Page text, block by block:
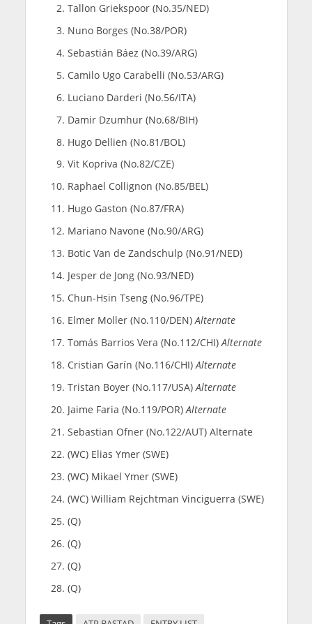
Tallon Griekspoor (No.35/NED)
Nuno Borges (No.38/POR)
Sebastián Báez (No.39/ARG)
Camilo Ugo Carabelli (No.53/ARG)
Luciano Darderi (No.56/ITA)
Damir Dzumhur (No.68/BIH)
Hugo Dellien (No.81/BOL)
Vit Kopriva (No.82/CZE)
Raphael Collignon (No.85/BEL)
Hugo Gaston (No.87/FRA)
Mariano Navone (No.90/ARG)
Botic Van de Zandschulp (No.91/NED)
Jesper de Jong (No.93/NED)
Chun-Hsin Tseng (No.96/TPE)
Elmer Moller (No.110/DEN)Alternate
Tomás Barrios Vera (No.112/CHI)Alternate
Cristian Garín (No.116/CHI)Alternate
Tristan Boyer (No.117/USA)Alternate
Jaime Faria (No.119/POR)Alternate
Sebastian Ofner (No.122/AUT) Alternate
(WC) Elias Ymer (SWE)
(WC) Mikael Ymer (SWE)
(WC) William Rejchtman Vinciguerra (SWE)
(Q)
(Q)
(Q)
(Q)